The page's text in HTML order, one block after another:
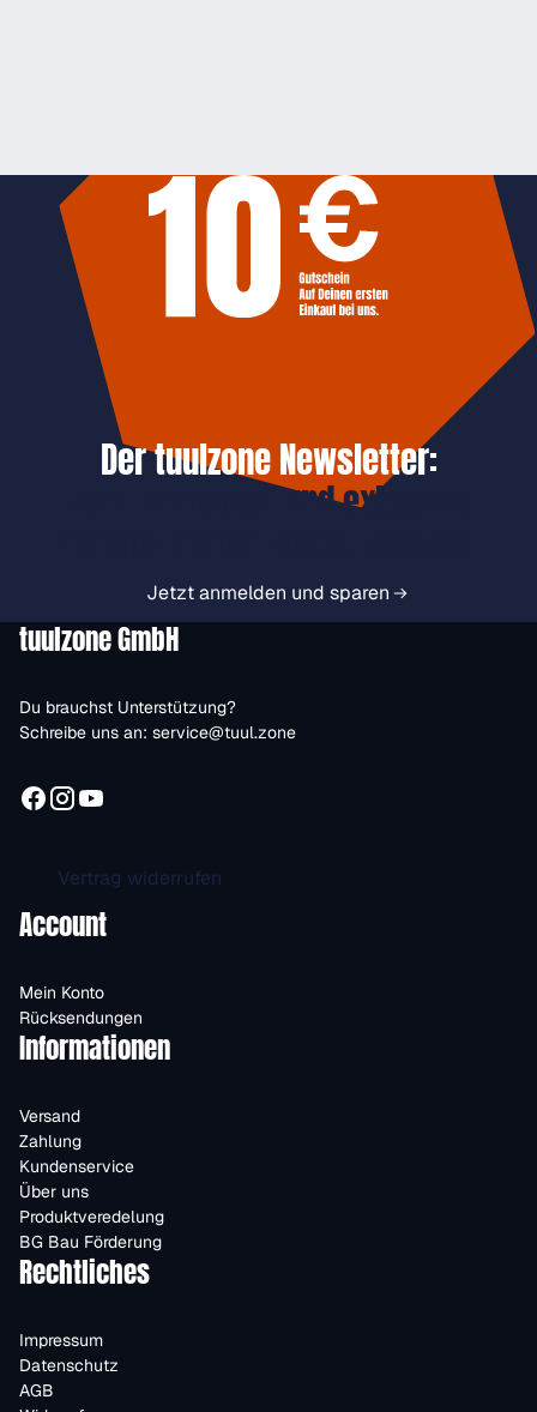
Der tuulzone Newsletter:
Jetzt anmelden und exklusive
Jetzt anmelden und sparen
tuulzone GmbH
Du brauchst Unterstützung?
Schreibe uns an: service@tuul.zone
Vertrag widerrufen
Account
Mein Konto
Rücksendungen
Informationen
Versand
Zahlung
Kundenservice
Über uns
Produktveredelung
BG Bau Förderung
Rechtliches
Impressum
Datenschutz
AGB